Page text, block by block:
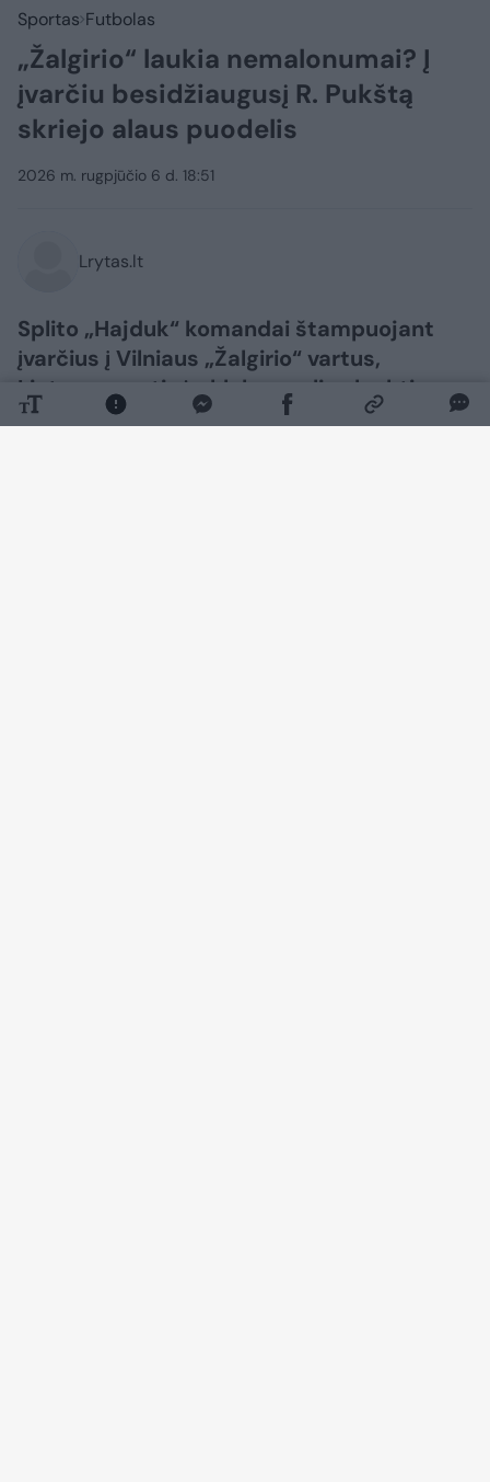
Sportas Futbolas
„Žalgirio“ laukia nemalonumai? Į
įvarčiu besidžiaugusį R. Pukštą
skriejo alaus puodelis
2026 m. rugpjūčio 6 d. 18:51
Lrytas.lt
Splito „Hajduk“ komandai štampuojant
įvarčius į Vilniaus „Žalgirio“ vartus,
Lietuvos sostinės klubas gali sulaukti
nemenkos nuobaudos iš UEFA už sirgalių